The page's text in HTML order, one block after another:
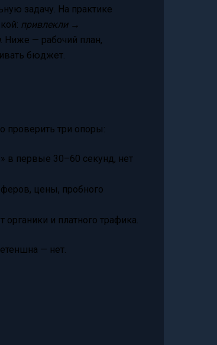
задачу. На практике
привлекли →
. Ниже — рабочий план,
бюджет.
проверить три опоры:
в первые 30–60 секунд, нет
цены, пробного
и платного трафика.
— нет.